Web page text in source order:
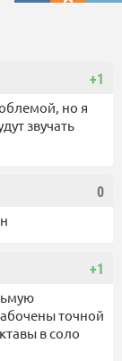
+1
но я
звучать
0
+1
точной
в соло